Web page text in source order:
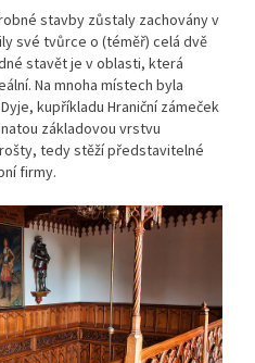
stavby zůstaly zachovány v
své tvůrce o (téměř) celá dvě
stavět je v oblasti, která
Na mnoha místech byla
kupříkladu Hraniční zámeček
základovou vrstvu
tedy stěží představitelné
firmy.